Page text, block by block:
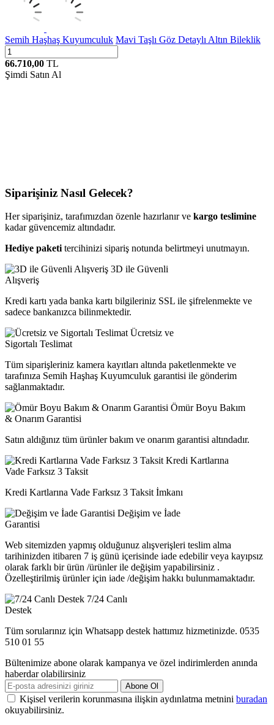
Semih Haşhaş Kuyumculuk Mavi Taşlı Göz Detaylı Altın Bileklik
66.710,00 TL
Şimdi Satın Al
Siparişiniz Nasıl Gelecek?
Her siparişiniz, tarafımızdan özenle hazırlanır ve kargo teslimine
kadar güvencemiz altındadır.
Hediye paketi tercihinizi sipariş notunda belirtmeyi unutmayın.
3D ile Güvenli
Alışveriş
Kredi kartı yada banka kartı bilgileriniz SSL ile şifrelenmekte ve
sadece bankanızca bilinmektedir.
Ücretsiz ve
Sigortalı Teslimat
Tüm siparişleriniz kamera kayıtları altında paketlenmekte ve
tarafınıza Semih Haşhaş Kuyumculuk garantisi ile gönderim
sağlanmaktadır.
Ömür Boyu Bakım
& Onarım Garantisi
Satın aldığınız tüm ürünler bakım ve onarım garantisi altındadır.
Kredi Kartlarına
Vade Farksız 3 Taksit
Kredi Kartlarına Vade Farksız 3 Taksit İmkanı
Değişim ve İade
Garantisi
Web sitemizden yapmış olduğunuz alışverişleri teslim alma
tarihinizden itibaren 7 iş günü içerisinde iade edebilir veya kayıpsız
olarak farklı bir ürün /ürünler ile değişim yapabilirsiniz .
Özelleştirilmiş ürünler için iade /değişim hakkı bulunmamaktadır.
7/24 Canlı
Destek
Tüm sorularınız için Whatsapp destek hattımız hizmetinizde. 0535
510 01 55
Bültenimize abone olarak kampanya ve özel indirimlerden anında
haberdar olabilirsiniz
Abone Ol
Kişisel verilerin korunmasına ilişkin aydınlatma metnini buradan
okuyabilirsiniz.